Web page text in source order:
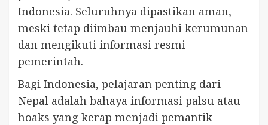
Indonesia. Seluruhnya dipastikan aman,
meski tetap diimbau menjauhi kerumunan
dan mengikuti informasi resmi
pemerintah.
Bagi Indonesia, pelajaran penting dari
Nepal adalah bahaya informasi palsu atau
hoaks yang kerap menjadi pemantik